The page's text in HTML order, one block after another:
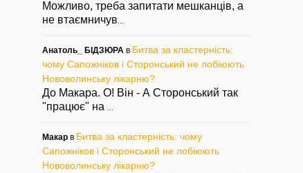
Можливо, треба запитати мешканців, а
не втаємничув
Анатоль_ БІДЗЮРА в Битва за кластерність:
чому Сапожніков і Сторонський не лобіюють
Нововолинську лікарню?
До Макара. О! Він - А Сторонський так
"працює" на
Макар в Битва за кластерність: чому
Сапожніков і Сторонський не лобіюють
Нововолинську лікарню?